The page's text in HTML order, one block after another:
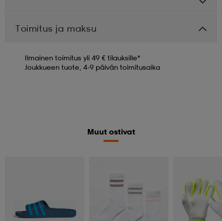
Toimitus ja maksu
Ilmainen toimitus yli 49 € tilauksille*
Joukkueen tuote, 4-9 päivän toimitusaika
Muut ostivat